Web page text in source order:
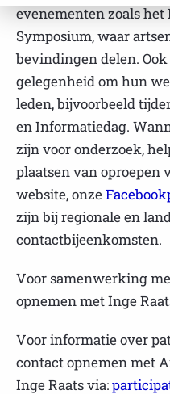
evenementen zoals
Symposium, waar
bevindingen delen.
gelegenheid om hun
leden, bijvoorbeeld
en Informatiedag.
zijn voor onderzoek,
plaatsen van oproepen
website, onze
zijn bij regionale en
contactbijeenkomsten.
Voor samenwerking
opnemen met Inge
Voor informatie over
contact opnemen met
Inge Raats via: